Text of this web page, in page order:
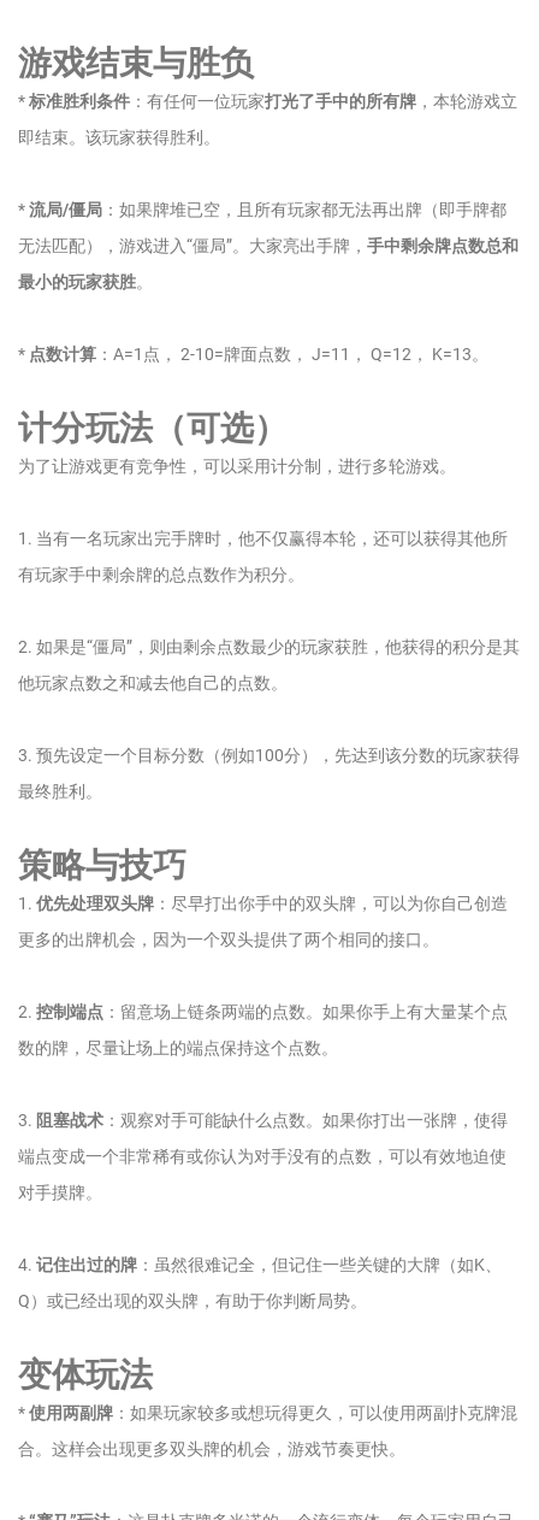
游戏结束与胜负
*标准胜利条件 ：有任何一位玩家打光了手中的所有牌 ，本轮游戏立
即结束。该玩家获得胜利。
*流局/僵局 ：如果牌堆已空，且所有玩家都无法再出牌（即手牌都
无法匹配），游戏进入“僵局”。大家亮出手牌， 手中剩余牌点数总和
最小的玩家获胜。
* 点数计算 ：A=1点， 2-10=牌面点数， J=11， Q=12， K=13。
计分玩法（可选）
为了让游戏更有竞争性，可以采用计分制，进行多轮游戏。
1. 当有一名玩家出完手牌时，他不仅赢得本轮，还可以获得其他所
有玩家手中剩余牌的总点数作为积分。
2. 如果是“僵局”，则由剩余点数最少的玩家获胜，他获得的积分是其
他玩家点数之和减去他自己的点数。
3. 预先设定一个目标分数（例如100分），先达到该分数的玩家获得
最终胜利。
策略与技巧
1. 优先处理双头牌 ：尽早打出你手中的双头牌，可以为你自己创造
更多的出牌机会，因为一个双头提供了两个相同的接口。
2. 控制端点 ：留意场上链条两端的点数。如果你手上有大量某个点
数的牌，尽量让场上的端点保持这个点数。
3. 阻塞战术 ：观察对手可能缺什么点数。如果你打出一张牌，使得
端点变成一个非常稀有或你认为对手没有的点数，可以有效地迫使
对手摸牌。
4. 记住出过的牌 ：虽然很难记全，但记住一些关键的大牌（如K、
Q）或已经出现的双头牌，有助于你判断局势。
变体玩法
*使用两副牌 ：如果玩家较多或想玩得更久，可以使用两副扑克牌混
合。这样会出现更多双头牌的机会，游戏节奏更快。